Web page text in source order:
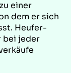
einer
dem er sich
Heufer-
bei jeder